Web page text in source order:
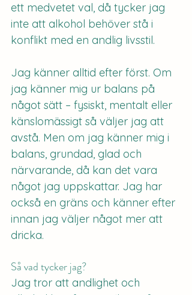
ett medvetet val, då tycker jag
inte att alkohol behöver stå i
konflikt med en andlig livsstil.
Jag känner alltid efter först. Om
jag känner mig ur balans på
något sätt – fysiskt, mentalt eller
känslomässigt så väljer jag att
avstå. Men om jag känner mig i
balans, grundad, glad och
närvarande, då kan det vara
något jag uppskattar. Jag har
också en gräns och känner efter
innan jag väljer något mer att
dricka.
Så vad tycker jag?
Jag tror att andlighet och